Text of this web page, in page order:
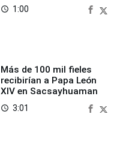
access_time 1:00
Más de 100 mil fieles
recibirían a Papa León
XIV en Sacsayhuaman
access_time 3:01